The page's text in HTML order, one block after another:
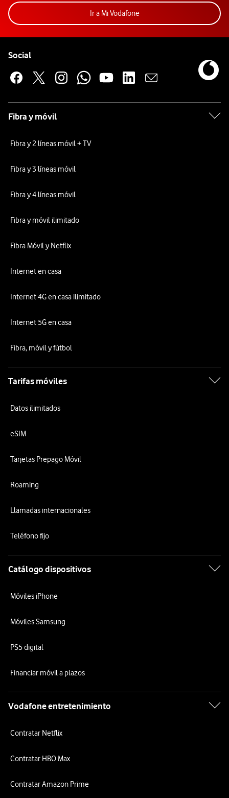
Ir a Mi VodafoneAcceder a la app Mi
Social
Fibra y móvil
Fibra y 2 líneas móvil + TV
Fibra y 3 líneas móvil
Fibra y 4 líneas móvil
Fibra y móvil ilimitado
Fibra Móvil y Netflix
Internet en casa
Internet 4G en casa ilimitado
Internet 5G en casa
Fibra, móvil y fútbol
Tarifas móviles
Datos ilimitados
eSIM
Tarjetas Prepago Móvil
Roaming
Llamadas internacionales
Teléfono fijo
Catálogo dispositivos
Móviles iPhone
Móviles Samsung
PS5 digital
Financiar móvil a plazos
Vodafone entretenimiento
Contratar Netflix
Contratar HBO Max
Contratar Amazon Prime